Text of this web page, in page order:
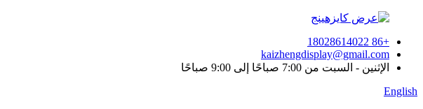
+86 18028614022
kaizhengdisplay@gmail.com
الإثنين - السبت من 7:00 صباحًا إلى 9:00 صباحًا
English